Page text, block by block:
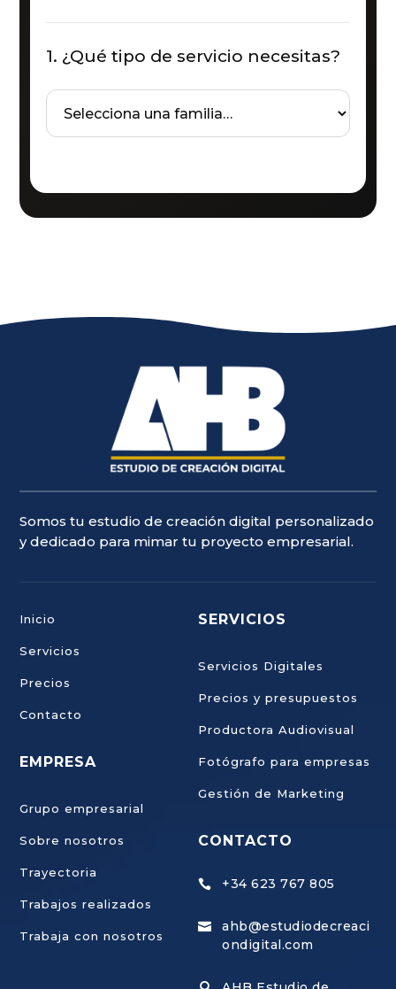
1. ¿Qué tipo de servicio necesitas?
Somos tu estudio de creación digital personalizado
y dedicado para mimar tu proyecto empresarial.
Inicio
Servicios
Precios
Contacto
EMPRESA
Grupo empresarial
Sobre nosotros
Trayectoria
Trabajos realizados
Trabaja con nosotros
SERVICIOS
Servicios Digitales
Precios y presupuestos
Productora Audiovisual
Fotógrafo para empresas
Gestión de Marketing
CONTACTO
 +34 623 767 805

ahb@estudiodecreaci
ondigital.com
Alberto · AHB Estudio